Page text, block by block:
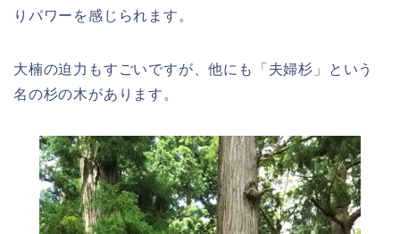
りパワーを感じられます。
大楠の迫力もすごいですが、他にも「夫婦杉」という
名の杉の木があります。